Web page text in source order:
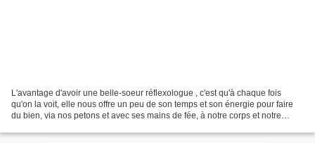
L'avantage d'avoir une belle-soeur réflexologue , c'est qu'à chaque fois
qu'on la voit, elle nous offre un peu de son temps et son énergie pour faire
du bien, via nos petons et avec ses mains de fée, à notre corps et notre